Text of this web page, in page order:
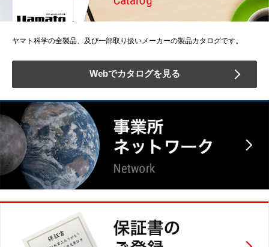
ヤマト科学の全製品、及び一部取り扱いメーカーの製品カタログです。
Webでカタログを見る